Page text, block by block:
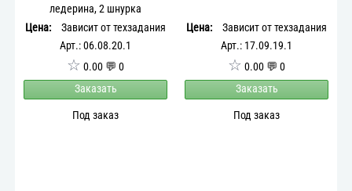
ледерина, 2 шнурка
Цена:
Зависит от техзадания
Арт.: 06.08.20.1
☆ 0.00 💬 0
Заказать
Под заказ
Цена:
Зависит от техзадания
Арт.: 17.09.19.1
☆ 0.00 💬 0
Заказать
Под заказ